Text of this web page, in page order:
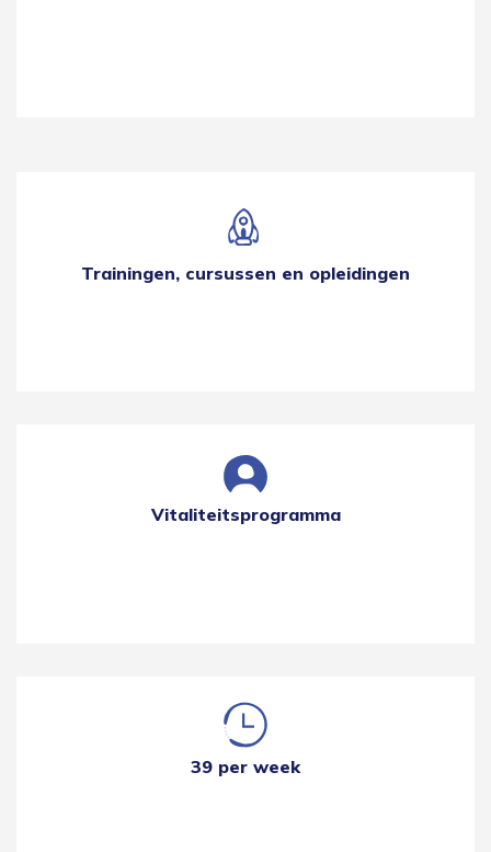
Trainingen, cursussen en opleidingen
Vitaliteitsprogramma
39 per week